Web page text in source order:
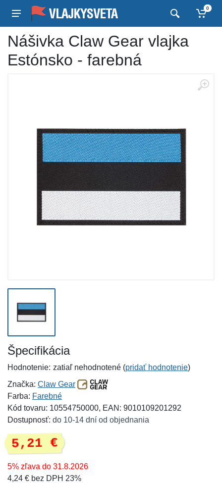
0
Nášivka Claw Gear vlajka
Estónsko - farebná
Špecifikácia
Hodnotenie: zatiaľ nehodnotené (pridať hodnotenie)
Značka: Claw Gear
Farba: Farebné
Kód tovaru: 10554750000, EAN: 9010109201292
Dostupnosť: do 10-14 dní od objednania
5,21 €
5% zľava do 31.8.2026
4,24 € bez DPH 23%